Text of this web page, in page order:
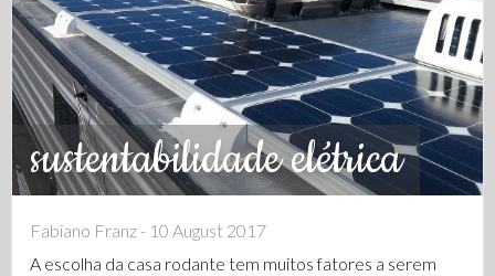
sustentabilidade elétrica
Fabiano Franz - 10 August 2017
A escolha da casa rodante tem muitos fatores a serem